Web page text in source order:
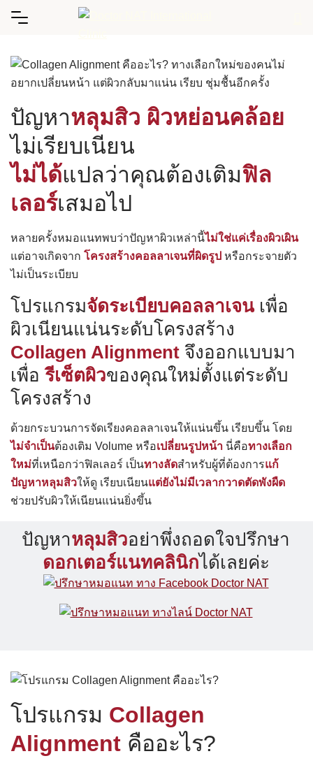
Skip
ปัญหาหลุมสิว ผิวหย่อนคล้อย
ไม่เรียบเนียน
ไม่ได้แปลว่าคุณต้องเติมฟิล
เลอร์เสมอไป
หลายครั้งหมอแนทพบว่าปัญหาผิวเหล่านี้ไม่ใช่แค่เรื่องผิวเผิน
แต่อาจเกิดจาก โครงสร้างคอลลาเจนที่ผิดรูป หรือกระจายตัว
ไม่เป็นระเบียบ
โปรแกรมจัดระเบียบคอลลาเจนเพื่อ
ผิวเนียนแน่นระดับโครงสร้าง
Collagen Alignment จึงออกแบบมา
เพื่อรีเซ็ตผิวของคุณใหม่ตั้งแต่ระดับ
โครงสร้าง
ด้วยกระบวนการจัดเรียงคอลลาเจนให้แน่นขึ้น เรียบขึ้น โดย
ไม่จำเป็นต้องเติม Volume หรือเปลี่ยนรูปหน้า นี่คือทางเลือก
ใหม่ที่เหนือกว่าฟิลเลอร์ เป็นทางลัดสำหรับผู้ที่ต้องการแก้
ปัญหาหลุมสิวให้ดู เรียบเนียนแต่ยังไม่มีเวลากวาดตัดพังผืด
ช่วยปรับผิวให้เนียนแน่นยิ่งขึ้น
ปัญหาหลุมสิวอย่าพึ่งถอดใจปรึกษา
ดอกเตอร์แนทคลินิกได้เลยค่ะ
โปรแกรม Collagen
Alignment คืออะไร?